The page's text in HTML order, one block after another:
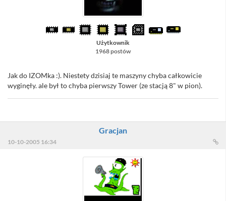
Użytkownik
1968 postów
Jak do IZOMka :). Niestety dzisiaj te maszyny chyba całkowicie
wyginęły. ale był to chyba pierwszy Tower (ze stacją 8" w pion).
Gracjan
10-10-2005 16:34